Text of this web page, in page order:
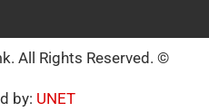
All Rights Reserved. ©
by: UNET